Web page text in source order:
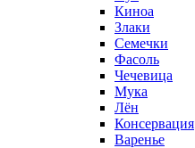
Киноа
Злаки
Семечки
Фасоль
Чечевица
Мука
Лён
Консервация
Варенье